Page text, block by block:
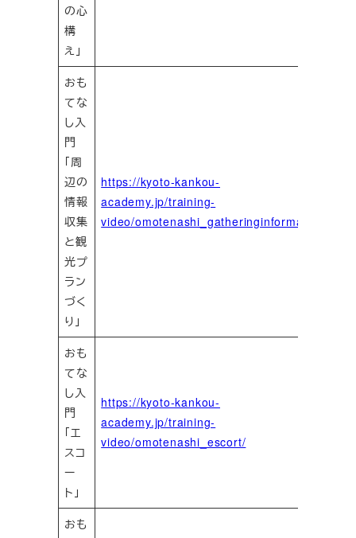
の心
構
え」
おも
てな
し入
門
「周
辺の
情報
収集
と観
光プ
ラン
づく
り」
https://kyoto-kankou-
academy.jp/training-
video/omotenashi_gatheringinformation/
おも
てな
し入
門
「エ
スコ
ー
ト」
https://kyoto-kankou-
academy.jp/training-
video/omotenashi_escort/
おも